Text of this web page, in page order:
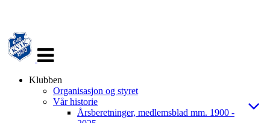
navigasjon
Klubben
Organisasjon og styret
Vår historie
Årsberetninger, medlemsblad mm. 1900 -